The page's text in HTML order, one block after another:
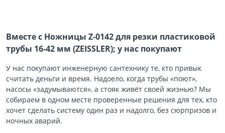
Вместе с Ножницы Z-0142 для резки пластиковой
трубы 16-42 мм (ZEISSLER); у нас покупают
У нас покупают инженерную сантехнику те, кто привык
считать деньги и время. Надоело, когда трубы «поют»,
насосы «задумываются», а стояк живёт своей жизнью? Мы
собираем в одном месте проверенные решения для тех, кто
хочет сделать систему один раз и надолго, без сюрпризов и
ночных аварий.